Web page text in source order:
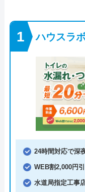
ハウスラ
24時間対応で深
WEB割2,000円
水道局指定工事